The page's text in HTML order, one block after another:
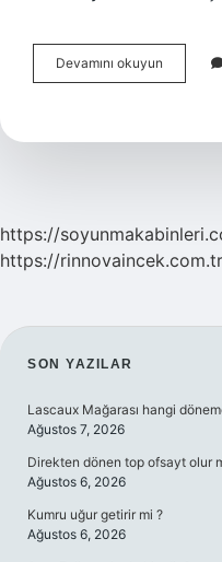
Devamını okuyun
Çilek
Koyulaşır
https://
https://rinnovaincek.com.tr
SIDEBAR
SON YAZILAR
Lascaux Mağarası hangi
Ağustos 7, 2026
Direkten dönen top ofsayt olur
Ağustos 6, 2026
Kumru uğur getirir mi ?
Ağustos 6, 2026